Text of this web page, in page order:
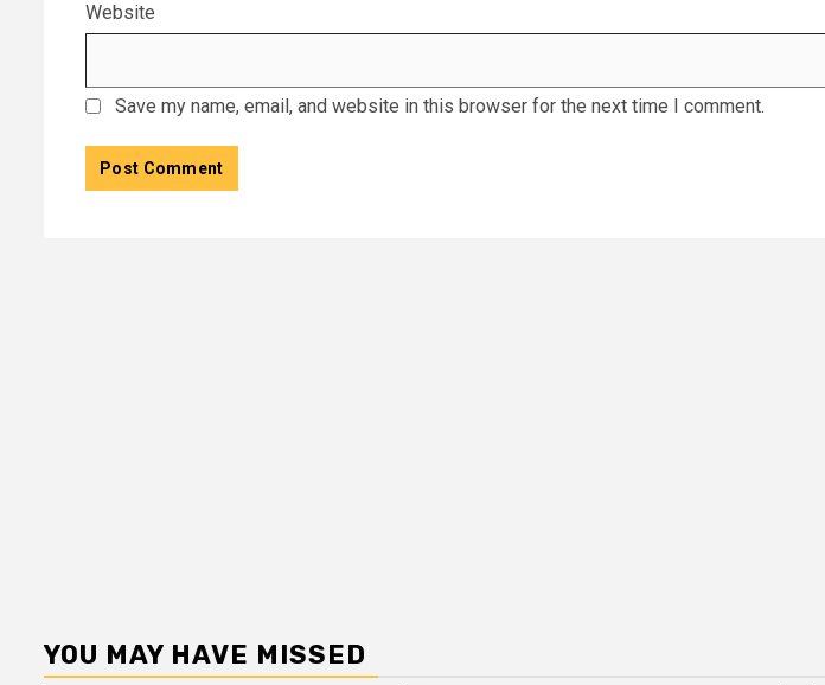
Website
Save my name, email, and website in this browser for the next time I comment.
YOU MAY HAVE MISSED